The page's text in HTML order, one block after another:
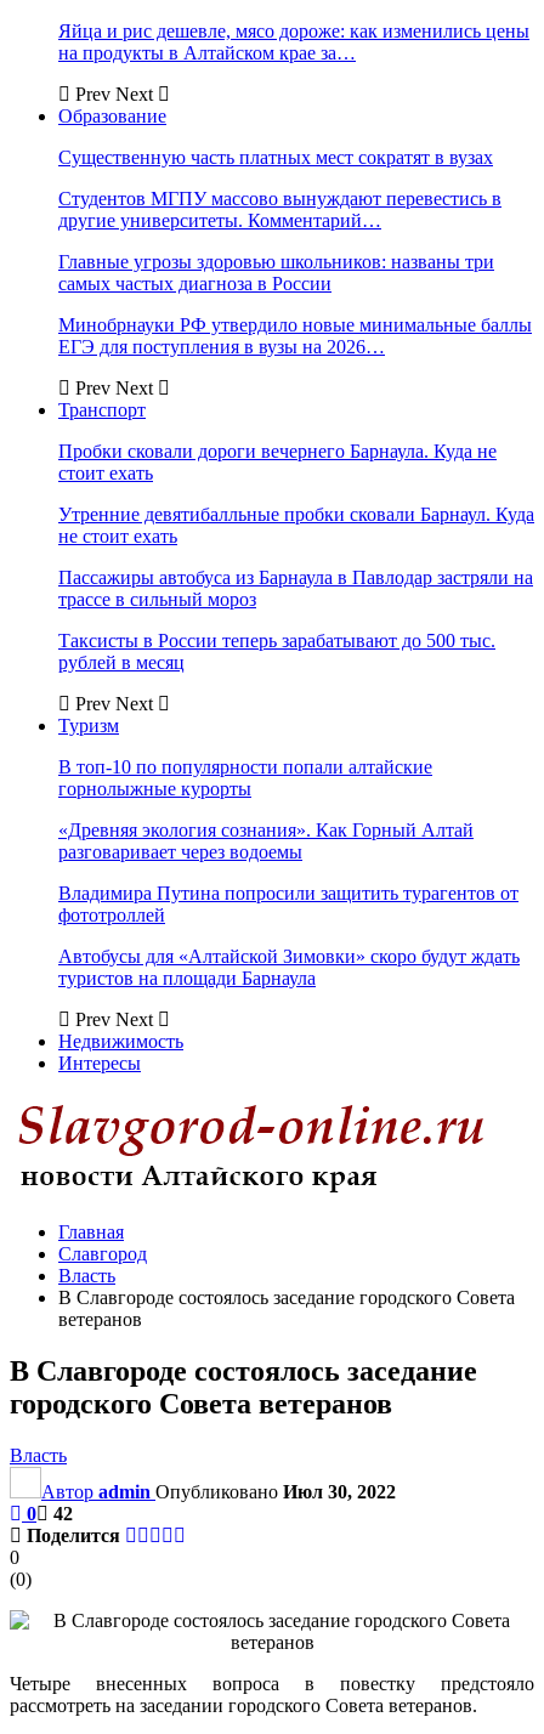
Яйца и рис дешевле, мясо дороже: как изменились цены
на продукты в Алтайском крае за…
Prev Next
Образование
Существенную часть платных мест сократят в вузах
Студентов МГПУ массово вынуждают перевестись в
другие университеты. Комментарий…
Главные угрозы здоровью школьников: названы три
самых частых диагноза в России
Минобрнауки РФ утвердило новые минимальные баллы
ЕГЭ для поступления в вузы на 2026…
Prev Next
Транспорт
Пробки сковали дороги вечернего Барнаула. Куда не
стоит ехать
Утренние девятибалльные пробки сковали Барнаул. Куда
не стоит ехать
Пассажиры автобуса из Барнаула в Павлодар застряли на
трассе в сильный мороз
Таксисты в России теперь зарабатывают до 500 тыс.
рублей в месяц
Prev Next
Туризм
В топ-10 по популярности попали алтайские
горнолыжные курорты
«Древняя экология сознания». Как Горный Алтай
разговаривает через водоемы
Владимира Путина попросили защитить турагентов от
фототроллей
Автобусы для «Алтайской Зимовки» скоро будут ждать
туристов на площади Барнаула
Prev Next
Недвижимость
Интересы
Главная
Славгород
Власть
В Славгороде состоялось заседание городского Совета
ветеранов
В Славгороде состоялось заседание
городского Совета ветеранов
Власть
Автор admin Опубликовано Июл 30, 2022
0
42
Поделится
0
(0)
Четыре внесенных вопроса в повестку предстояло
рассмотреть на заседании городского Совета ветеранов.